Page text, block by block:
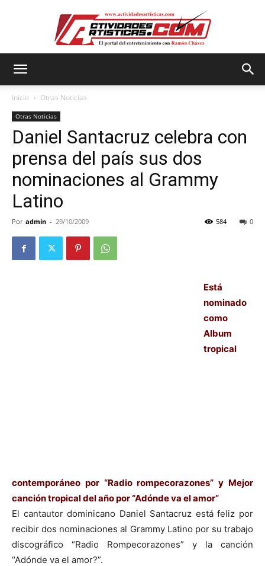
Inicio Otras Noticias
Otras Noticias
Daniel Santacruz celebra con
prensa del país sus dos
nominaciones al Grammy
Latino
Por admin - 29/10/2009 0
584
Está
nominado
como
Album
tropical
contemporáneo por “Radio rompecorazones” y Mejor
canción tropical del año por “Adónde va el amor”
El cantautor dominicano Daniel Santacruz está feliz por
recibir dos nominaciones al Grammy Latino por su trabajo
discográfico “Radio Rompecorazones” y la canción
“Adónde va el amor?”.